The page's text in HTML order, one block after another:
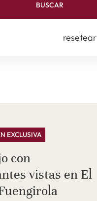
BUSCAR
resetear
EXCLUSIVA
con
vistas en El